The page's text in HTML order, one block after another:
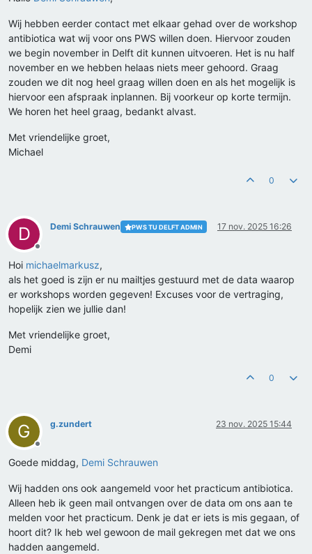
Wij hebben eerder contact met elkaar gehad over de workshop
antibiotica wat wij voor ons PWS willen doen. Hiervoor zouden
we begin november in Delft dit kunnen uitvoeren. Het is nu half
november en we hebben helaas niets meer gehoord. Graag
zouden we dit nog heel graag willen doen en als het mogelijk is
hiervoor een afspraak inplannen. Bij voorkeur op korte termijn.
We horen het heel graag, bedankt alvast.
Met vriendelijke groet,
Michael
0
D
Offline
Demi Schrauwen PWS TU DELFT ADMIN 17 nov. 2025 16:26
Hoi michaelmarkusz,
als het goed is zijn er nu mailtjes gestuurd met de data waarop
er workshops worden gegeven! Excuses voor de vertraging,
hopelijk zien we jullie dan!
Met vriendelijke groet,
Demi
0
G
Offline
g.zundert 23 nov. 2025 15:44
Goede middag, Demi Schrauwen
Wij hadden ons ook aangemeld voor het practicum antibiotica.
Alleen heb ik geen mail ontvangen over de data om ons aan te
melden voor het practicum. Denk je dat er iets is mis gegaan, of
hoort dit? Ik heb wel gewoon de mail gekregen met dat we ons
hadden aangemeld.